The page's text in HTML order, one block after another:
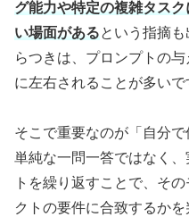
グ能力や特定の複雑タス
い場面があるという指摘
らつきは、プロンプトの
に左右されることが多いで
そこで重要なのが「自分で
単純な一問一答ではなく
トを繰り返すことで、そ
クトの要件に合致するかを